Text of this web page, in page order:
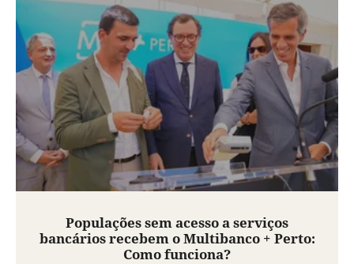
Populações sem acesso a serviços
bancários recebem o Multibanco + Perto:
Como funciona?